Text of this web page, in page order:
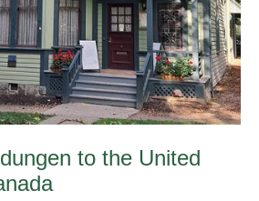
to the United